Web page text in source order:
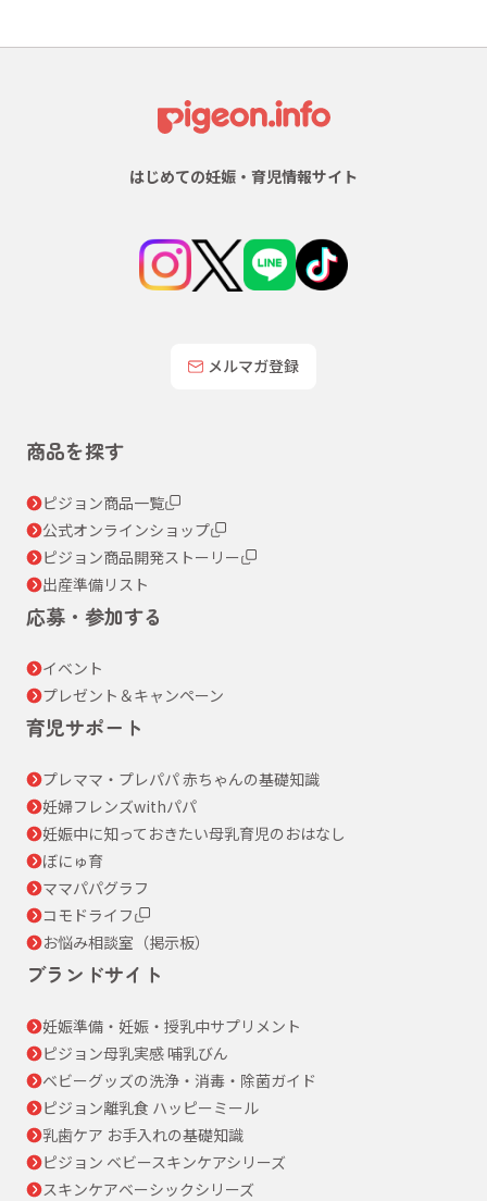
はじめての妊娠・育児情報サイト
メルマガ登録
商品を探す
ピジョン商品一覧
公式オンラインショップ
ピジョン商品開発ストーリー
出産準備リスト
応募・参加する
イベント
プレゼント＆キャンペーン
育児サポート
プレママ・プレパパ 赤ちゃんの基礎知識
妊婦フレンズwithパパ
妊娠中に知っておきたい母乳育児のおはなし
ぼにゅ育
ママパパグラフ
コモドライフ
お悩み相談室（掲示板）
ブランドサイト
妊娠準備・妊娠・授乳中サプリメント
ピジョン母乳実感 哺乳びん
ベビーグッズの洗浄・消毒・除菌ガイド
ピジョン離乳食 ハッピーミール
乳歯ケア お手入れの基礎知識
ピジョン ベビースキンケアシリーズ
スキンケアベーシックシリーズ